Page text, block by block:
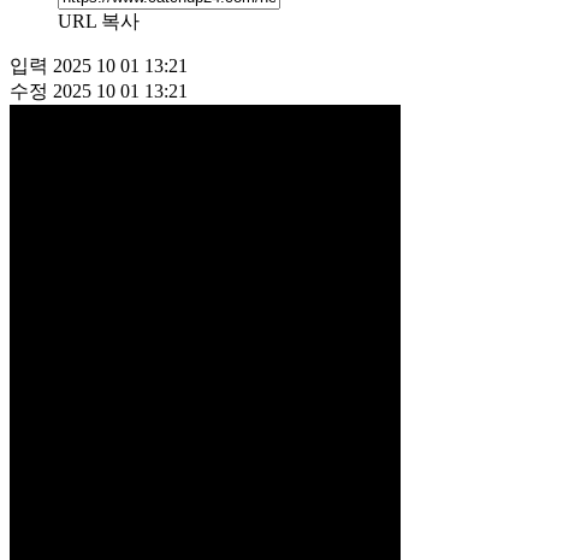
URL 복사
입력 2025 10 01 13:21
수정 2025 10 01 13:21